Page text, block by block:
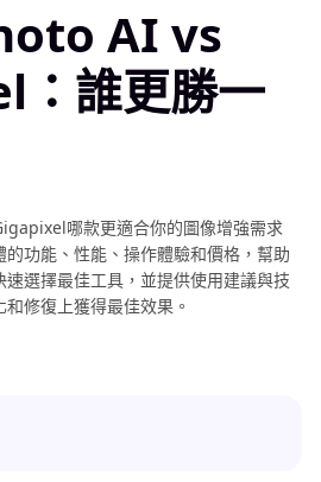
AI vs
誰更勝一
哪款更適合你的圖像增強需求
功能、性能、操作體驗和價格，幫助
選擇最佳工具，並提供使用建議與技
修復上獲得最佳效果。